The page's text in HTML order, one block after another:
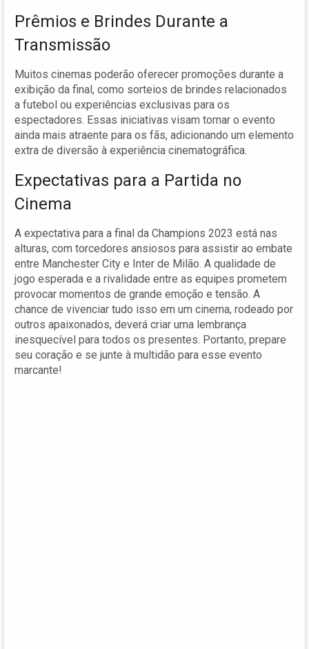
Prêmios e Brindes Durante a
Transmissão
Muitos cinemas poderão oferecer promoções durante a
exibição da final, como sorteios de brindes relacionados
a futebol ou experiências exclusivas para os
espectadores. Essas iniciativas visam tornar o evento
ainda mais atraente para os fãs, adicionando um elemento
extra de diversão à experiência cinematográfica.
Expectativas para a Partida no
Cinema
A expectativa para a final da Champions 2023 está nas
alturas, com torcedores ansiosos para assistir ao embate
entre Manchester City e Inter de Milão. A qualidade de
jogo esperada e a rivalidade entre as equipes prometem
provocar momentos de grande emoção e tensão. A
chance de vivenciar tudo isso em um cinema, rodeado por
outros apaixonados, deverá criar uma lembrança
inesquecível para todos os presentes. Portanto, prepare
seu coração e se junte à multidão para esse evento
marcante!